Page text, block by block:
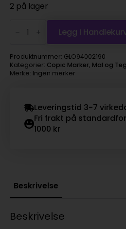
2 på lager
Marker
Ciao
YR16
Apricot
antall
Legg I
Produktnummer: GLO94002190
Kategorier: Copic Marker, Mal og
Merke: Ingen merker
Leveringstid 3-7
Fri frakt på
1000 kr
Beskrivelse
Beskrivelse